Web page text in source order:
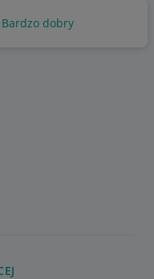
Bardzo dobry